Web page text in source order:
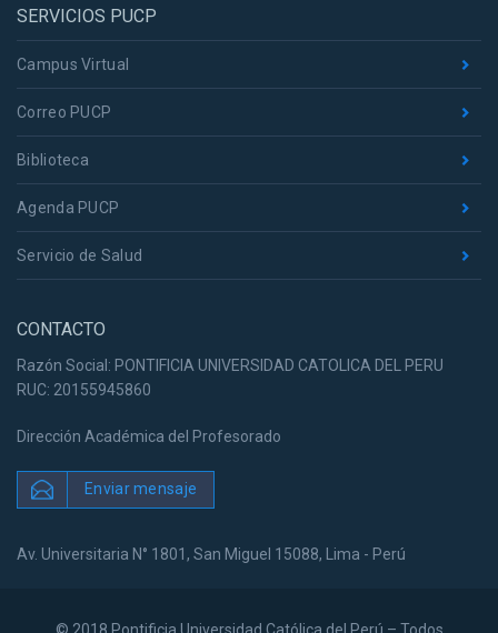
SERVICIOS PUCP
Campus Virtual
Correo PUCP
Biblioteca
Agenda PUCP
Servicio de Salud
CONTACTO
Razón Social: PONTIFICIA UNIVERSIDAD CATOLICA DEL PERU
RUC: 20155945860
Dirección Académica del Profesorado
Enviar mensaje
Av. Universitaria N° 1801, San Miguel 15088, Lima - Perú